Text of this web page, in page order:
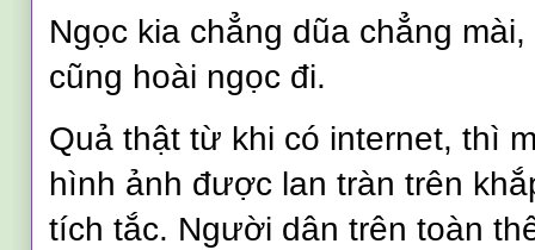
Ngọc kia chẳng dũa chẳng
cũng hoài ngọc đi.
Quả thật từ khi có internet, thì
hình ảnh được lan tràn trên
tích tắc. Người dân trên toàn